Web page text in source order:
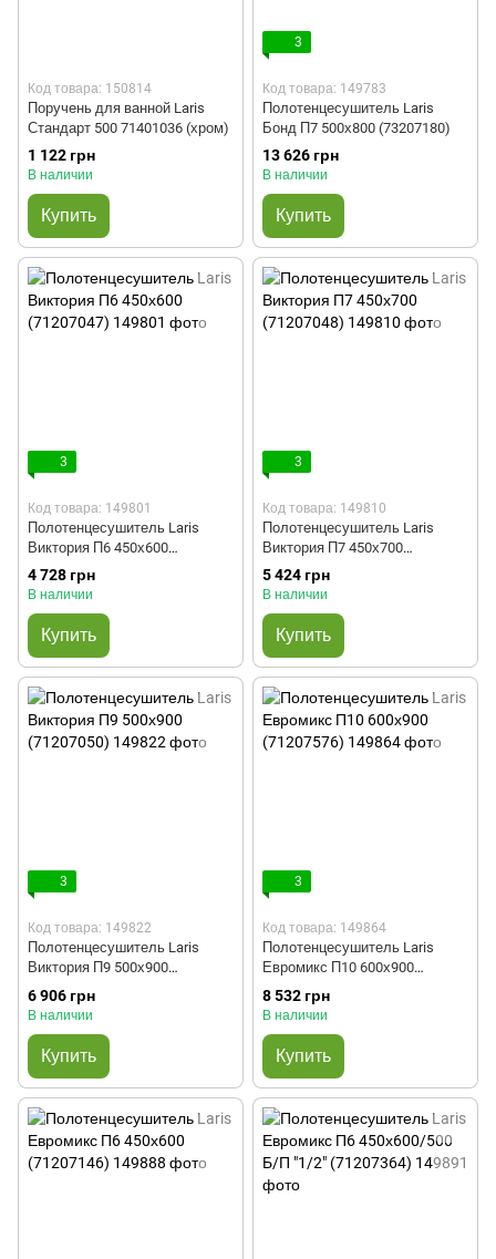
Код товара: 150814
Поручень для ванной Laris
Стандарт 500 71401036 (хром)
1 122 грн
В наличии
Купить
3
Код товара: 149783
Полотенцесушитель Laris
Бонд П7 500х800 (73207180)
13 626 грн
В наличии
Купить
3
Код товара: 149801
Полотенцесушитель Laris
Виктория П6 450х600
(71207047)
4 728 грн
В наличии
Купить
3
Код товара: 149810
Полотенцесушитель Laris
Виктория П7 450х700
(71207048)
5 424 грн
В наличии
Купить
3
Код товара: 149822
Полотенцесушитель Laris
Виктория П9 500х900
(71207050)
6 906 грн
В наличии
Купить
3
Код товара: 149864
Полотенцесушитель Laris
Евромикс П10 600х900
(71207576)
8 532 грн
В наличии
Купить